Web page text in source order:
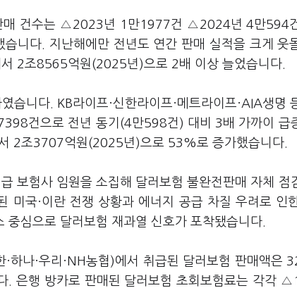
매 건수는 △2023년 1만1977건 △2024년 4만
니다. 지난해에만 전년도 연간 판매 실적을 크게 웃
2조8565억원(2025년)으로 2배 이상 늘었습니다.
습니다. KB라이프·신한라이프·메트라이프·AIA생명
건으로 전년 동기(4만598건) 대비 3배 가까이 급
2조3707억원(2025년)으로 53%로 증가했습니다.
보험사 임원을 소집해 달러보험 불완전판매 자체 점
미국·이란 전쟁 상황과 에너지 공급 차질 우려로 인
심으로 달러보험 재과열 신호가 포착됐습니다.
하나·우리·NH농협)에서 취급된 달러보험 판매액은
. 은행 방카로 판매된 달러보험 초회보험료는 각각